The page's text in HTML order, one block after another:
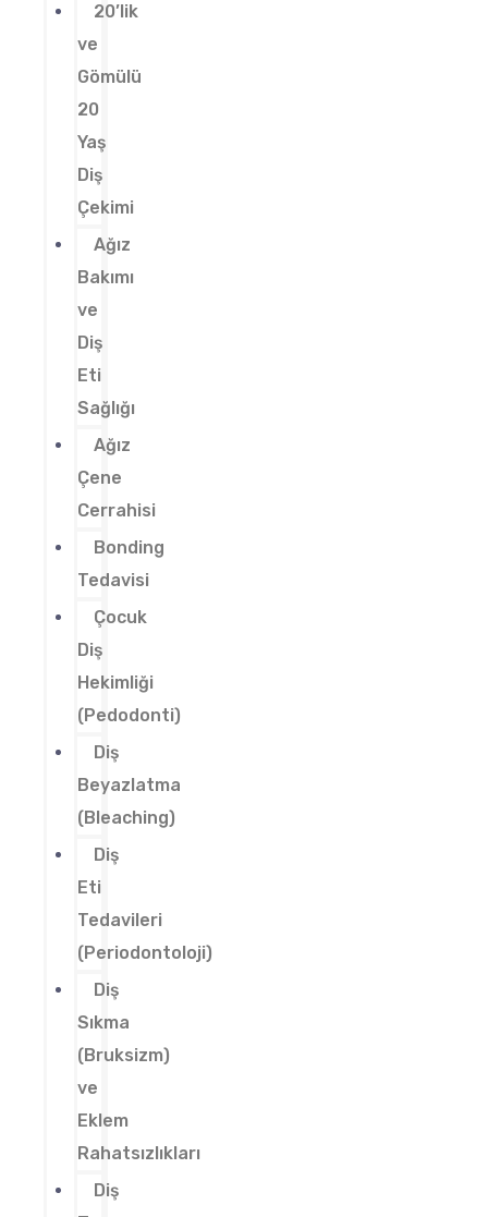
20’lik
ve
Gömülü
20
Yaş
Diş
Çekimi
Ağız
Bakımı
ve
Diş
Eti
Sağlığı
Ağız
Çene
Cerrahisi
Bonding
Tedavisi
Çocuk
Diş
Hekimliği
(Pedodonti)
Diş
Beyazlatma
(Bleaching)
Diş
Eti
Tedavileri
(Periodontoloji)
Diş
Sıkma
(Bruksizm)
ve
Eklem
Rahatsızlıkları
Diş